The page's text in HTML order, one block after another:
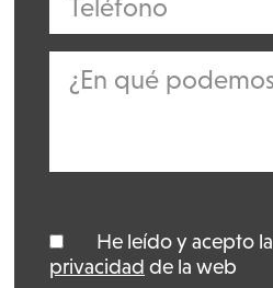
* He leído y acepto la
privacidad de la web